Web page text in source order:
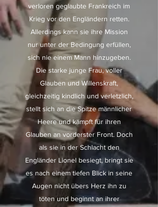
verloren geglaubte Frankreich im
Krieg vor den Engländern retten.
Allerdings kann sie ihre Mission
nur unter der Bedingung erfüllen,
sich nie einem Mann hinzugeben.
Die starke junge Frau, voller
Glauben und Willenskraft,
gleichzeitig kindlich und verletzlich,
stellt sich an die Spitze männlicher
Heere und kämpft für ihren
Glauben an vorderster Front. Doch
als sie in der Schlacht den
Engländer Lionel besiegt, bringt sie
es nach einem tiefen Blick in seine
Augen nicht übers Herz ihn zu
töten und beginnt an ihrer